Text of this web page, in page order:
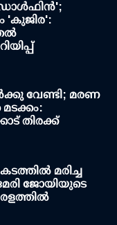
'കുജിര':
വേണ്ടി; മരണ
തിരക്ക്
മരിച്ച
ജോയിയുടെ